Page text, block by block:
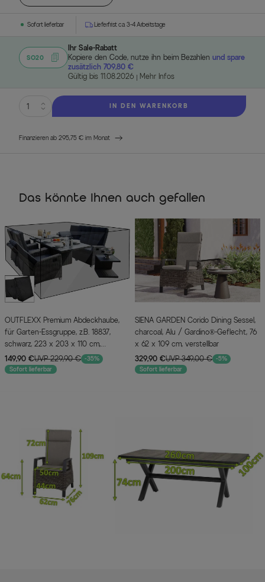
Sofort lieferbar Lieferfrist ca. 3-4 Arbeitstage
SO20
Ihr Sale-Rabatt
Kopiere den Code, nutze ihn beim Bezahlen und spare
zusätzlich 709,80 €
Gültig bis 11.08.2026
Mehr Infos
IN DEN WARENKORB
Finanzieren ab 295,75 € im Monat
Das könnte Ihnen auch gefallen
OUTFLEXX Premium Abdeckhaube,
für Garten-Essgruppe, z.B. 18837,
schwarz, 223 x 203 x 110 cm,
wasserbeständig
149,90 €UVP 229,90 € -35%
Sofort lieferbar
SIENA GARDEN Corido Dining Sessel,
charcoal, Alu / Gardino®-Geflecht, 76
x 62 x 109 cm, verstellbar
329,90 €UVP 349,00 € -5%
Sofort lieferbar